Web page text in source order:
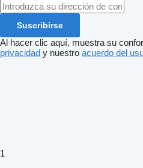
Suscribirse
Al hacer clic aquí, muestra su
privacidad y nuestro acuerdo del
1